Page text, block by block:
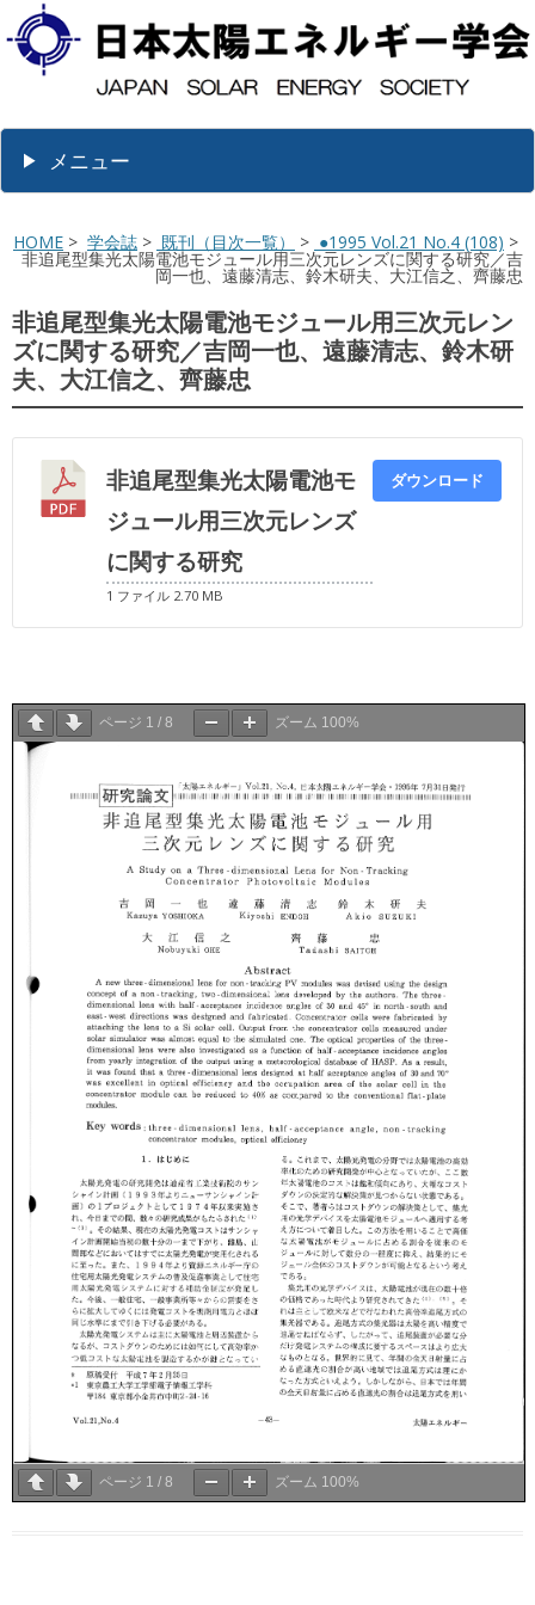
メニュー
HOME > 学会誌 > 既刊（目次一覧） > ●1995 Vol.21 No.4 (108) >
非追尾型集光太陽電池モジュール用三次元レンズに関する研究／吉
岡一也、遠藤清志、鈴木研夫、大江信之、齊藤忠
非追尾型集光太陽電池モジュール用三次元レン
ズに関する研究／吉岡一也、遠藤清志、鈴木研
夫、大江信之、齊藤忠
非追尾型集光太陽電池モ
ジュール用三次元レンズ
に関する研究
1 ファイル 2.70 MB
ダウンロード
ページ 1 / 8 ズーム 100%
ページ 1 / 8 ズーム 100%